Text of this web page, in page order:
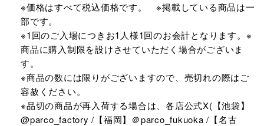
※価格はすべて税込価格です。 ※掲載している商品は一
部です。
※1回のご入場につきお1人様1回のお会計となります。※
商品に購入制限を設けさせていただく場合がございま
す。
※商品の数には限りがございますので、売切れの際はご
容赦ください。
※品切の商品が再入荷する場合は、各店公式X(【池袋】
@parco_factory /【福岡】＠parco_fukuoka /【名古